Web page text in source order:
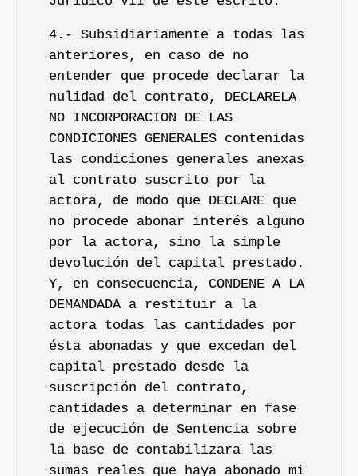
4.- Subsidiariamente a todas las
anteriores, en caso de no
entender que procede declarar la
nulidad del contrato, DECLARELA
NO INCORPORACION DE LAS
CONDICIONES GENERALES contenidas
las condiciones generales anexas
al contrato suscrito por la
actora, de modo que DECLARE que
no procede abonar interés alguno
por la actora, sino la simple
devolución del capital prestado.
Y, en consecuencia, CONDENE A LA
DEMANDADA a restituir a la
actora todas las cantidades por
ésta abonadas y que excedan del
capital prestado desde la
suscripción del contrato,
cantidades a determinar en fase
de ejecución de Sentencia sobre
la base de contabilizara las
sumas reales que haya abonado mi